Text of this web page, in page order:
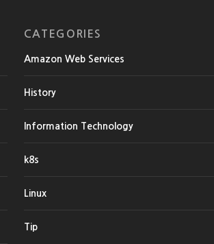
CATEGORIES
Amazon Web Services
History
Information Technology
k8s
Linux
Tip